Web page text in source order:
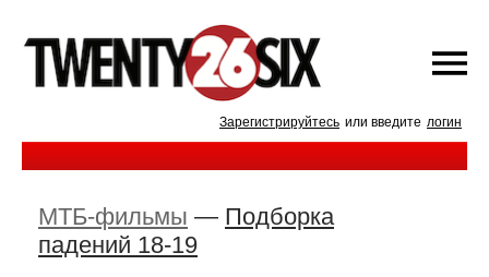
Зарегистрируйтесь или введите логин
МТБ-фильмы — Подборка
падений 18-19